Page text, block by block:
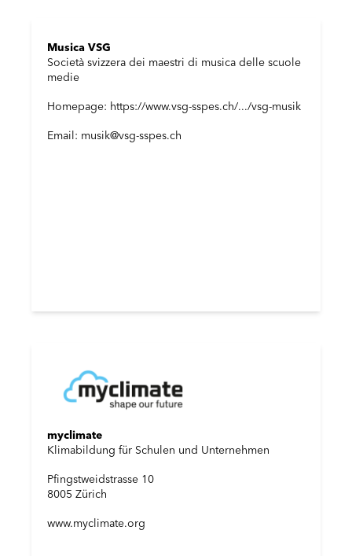
Musica VSG
Società svizzera dei maestri di musica delle scuole
medie
Homepage: https://www.vsg-sspes.ch/.../vsg-musik
Email: musik@vsg-sspes.ch
myclimate
Klimabildung für Schulen und Unternehmen
Pfingstweidstrasse 10
8005 Zürich
www.myclimate.org